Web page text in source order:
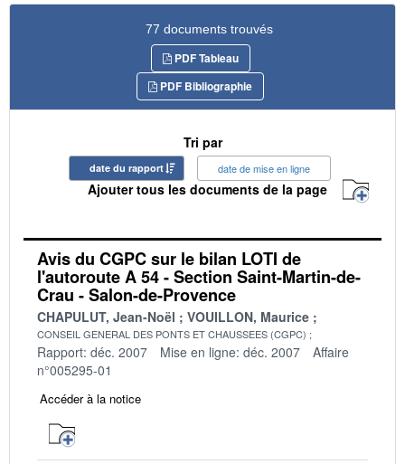
77 documents trouvés
PDF Tableau
PDF Bibliographie
Tri par
date du rapport date de mise en ligne
Ajouter tous les documents de la page
Avis du CGPC sur le bilan LOTI de
l'autoroute A 54 - Section Saint-Martin-de-
Crau - Salon-de-Provence
CHAPULUT, Jean-Noël VOUILLON, Maurice
CONSEIL GENERAL DES PONTS ET CHAUSSEES (CGPC)
Rapport: déc. 2007 Mise en ligne: déc. 2007
Affaire
n°005295-01
Accéder à la notice